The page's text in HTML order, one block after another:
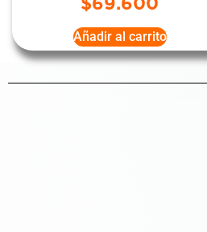
$69.600
Añadir al carrito